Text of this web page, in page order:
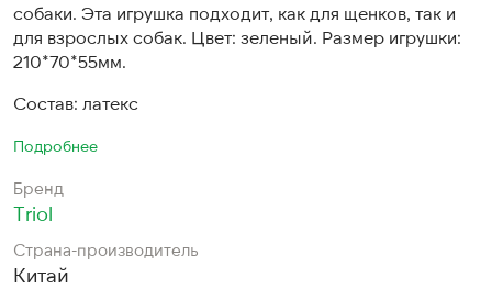
собаки. Эта игрушка подходит, как для щенков, так и
для взрослых собак. Цвет: зеленый. Размер игрушки:
210*70*55мм.
Состав: латекс
Подробнее
Бренд
Triol
Страна-производитель
Китай